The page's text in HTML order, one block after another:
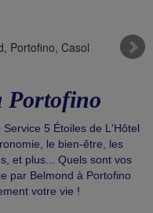
Portofino
5 Étoiles de L'Hôtel
le bien-être, les
et plus... Quels sont vos
par Belmond à Portofino
votre vie !